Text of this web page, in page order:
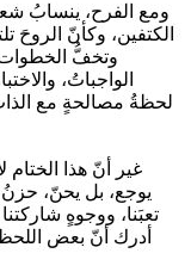
ومع الفرح، ينسابُ
الكتفين، وكأنّ الروحَ
وتخفُّ الخطوات،
الواجباتُ،
لحظةُ مصالحةٍ مع
غير أنّ هذا
يوجع، بل يحنّ، حزنُ
تعبَنا، ووجوهٍ
أدرك أنّ بعض